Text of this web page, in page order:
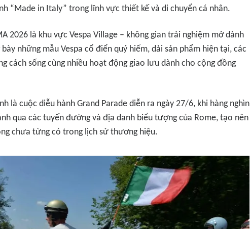
“Made in Italy” trong lĩnh vực thiết kế và di chuyển cá nhân.
2026 là khu vực Vespa Village – không gian trải nghiệm mở dành
những mẫu Vespa cổ điển quý hiếm, dải sản phẩm hiện tại, các
cách sống cùng nhiều hoạt động giao lưu dành cho cộng đồng
là cuộc diễu hành Grand Parade diễn ra ngày 27/6, khi hàng nghìn
qua các tuyến đường và địa danh biểu tượng của Rome, tạo nên
chưa từng có trong lịch sử thương hiệu.